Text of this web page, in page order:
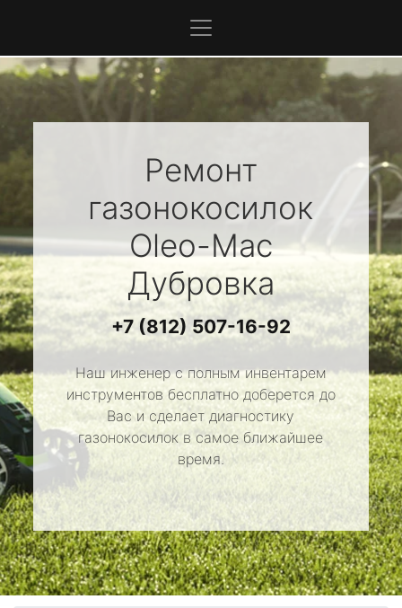
Ремонт
газонокосилок
Oleo-Mac
Дубровка
+7 (812) 507-16-92
Наш инженер с полным инвентарем
инструментов бесплатно доберется до
Вас и сделает диагностику
газонокосилок в самое ближайшее
время.